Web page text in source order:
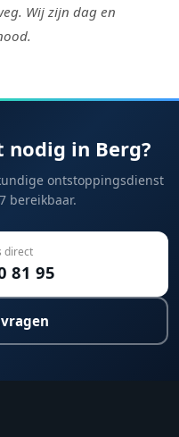
Wij zijn dag en
in Berg?
ontstoppingsdienst
bereikbaar.
direct
81 95